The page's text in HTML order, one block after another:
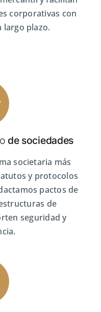
corporativas con
largo plazo.
de sociedades
societaria más
y protocolos
pactos de
de
seguridad y